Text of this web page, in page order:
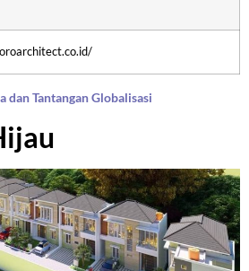
dan Tantangan Globalisasi